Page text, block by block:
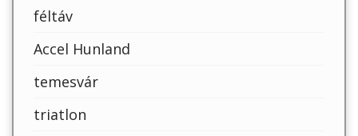
féltáv
Accel Hunland
temesvár
triatlon